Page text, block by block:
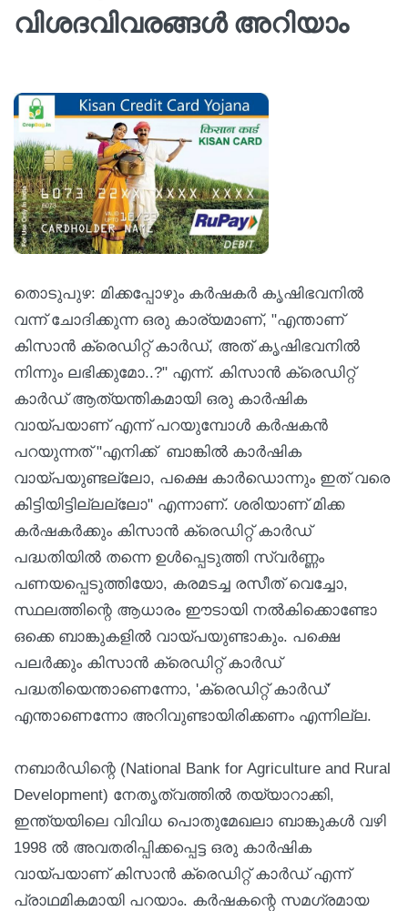
വിശദവിവരങ്ങൾ അറിയാം
തൊടുപുഴ: മിക്കപ്പോഴും കർഷകർ കൃഷിഭവനിൽ
വന്ന് ചോദിക്കുന്ന ഒരു കാര്യമാണ്, "എന്താണ്
കിസാൻ ക്രെഡിറ്റ് കാർഡ്, അത് കൃഷിഭവനിൽ
നിന്നും ലഭിക്കുമോ..?" എന്ന്. കിസാൻ ക്രെഡിറ്റ്
കാർഡ് ആത്യന്തികമായി ഒരു കാർഷിക
വായ്പയാണ് എന്ന് പറയുമ്പോൾ കർഷകൻ
പറയുന്നത് "എനിക്ക് ബാങ്കിൽ കാർഷിക
വായ്പയുണ്ടല്ലോ, പക്ഷെ കാർഡൊന്നും ഇത് വരെ
കിട്ടിയിട്ടില്ലല്ലോ" എന്നാണ്. ശരിയാണ് മിക്ക
കർഷകർക്കും കിസാൻ ക്രെഡിറ്റ് കാർഡ്
പദ്ധതിയിൽ തന്നെ ഉൾപ്പെടുത്തി സ്വർണ്ണം
പണയപ്പെടുത്തിയോ, കരമടച്ച രസീത് വെച്ചോ,
സ്ഥലത്തിന്റെ ആധാരം ഈടായി നൽകിക്കൊണ്ടോ
ഒക്കെ ബാങ്കുകളിൽ വായ്പയുണ്ടാകും. പക്ഷെ
പലർക്കും കിസാൻ ക്രെഡിറ്റ് കാർഡ്
പദ്ധതിയെന്താണെന്നോ, 'ക്രെഡിറ്റ് കാർഡ്'
എന്താണെന്നോ അറിവുണ്ടായിരിക്കണം എന്നില്ല.
നബാർഡിന്റെ (National Bank for Agriculture and Rural
Development) നേതൃത്വത്തിൽ തയ്യാറാക്കി,
ഇന്ത്യയിലെ വിവിധ പൊതുമേഖലാ ബാങ്കുകൾ വഴി
1998 ൽ അവതരിപ്പിക്കപ്പെട്ട ഒരു കാർഷിക
വായ്പയാണ് കിസാൻ ക്രെഡിറ്റ് കാർഡ് എന്ന്
പ്രാഥമികമായി പറയാം. കർഷകന്റെ സമഗ്രമായ